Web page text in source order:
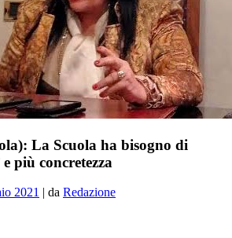
La Scuola ha bisogno di
e più concretezza
2021 | da Redazione